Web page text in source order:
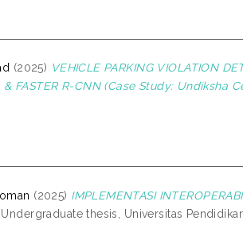
(2025) VEHICLE PARKING VIOLATION
& FASTER R-CNN (Case Study: Undiksha
(2025) IMPLEMENTASI
Undergraduate thesis, Universitas